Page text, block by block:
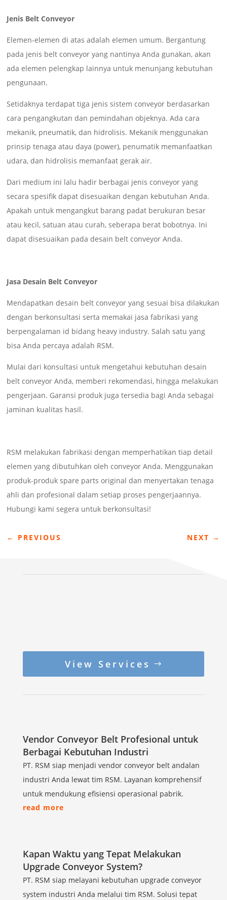
Jenis Belt Conveyor
Elemen-elemen di atas adalah elemen umum. Bergantung
pada jenis belt conveyor yang nantinya Anda gunakan, akan
ada elemen pelengkap lainnya untuk menunjang kebutuhan
pengunaan.
Setidaknya terdapat tiga jenis sistem conveyor berdasarkan
cara pengangkutan dan pemindahan objeknya. Ada cara
mekanik, pneumatik, dan hidrolisis. Mekanik menggunakan
prinsip tenaga atau daya (power), penumatik memanfaatkan
udara, dan hidrolisis memanfaat gerak air.
Dari medium ini lalu hadir berbagai jenis conveyor yang
secara spesifik dapat disesuaikan dengan kebutuhan Anda.
Apakah untuk mengangkut barang padat berukuran besar
atau kecil, satuan atau curah, seberapa berat bobotnya. Ini
dapat disesuaikan pada desain belt conveyor Anda.
Jasa Desain Belt Conveyor
Mendapatkan desain belt conveyor yang sesuai bisa dilakukan
dengan berkonsultasi serta memakai jasa fabrikasi yang
berpengalaman id bidang heavy industry. Salah satu yang
bisa Anda percaya adalah RSM.
Mulai dari konsultasi untuk mengetahui kebutuhan desain
belt conveyor Anda, memberi rekomendasi, hingga melakukan
pengerjaan. Garansi produk juga tersedia bagi Anda sebagai
jaminan kualitas hasil.
RSM melakukan fabrikasi dengan memperhatikan tiap detail
elemen yang dibutuhkan oleh conveyor Anda. Menggunakan
produk-produk spare parts original dan menyertakan tenaga
ahli dan profesional dalam setiap proses pengerjaannya.
Hubungi kami segera untuk berkonsultasi!
← PREVIOUS NEXT →
View Services
Vendor Conveyor Belt Profesional untuk
Berbagai Kebutuhan Industri
PT. RSM siap menjadi vendor conveyor belt andalan
industri Anda lewat tim RSM. Layanan komprehensif
untuk mendukung efisiensi operasional pabrik.
read more
Kapan Waktu yang Tepat Melakukan
Upgrade Conveyor System?
PT. RSM siap melayani kebutuhan upgrade conveyor
system industri Anda melalui tim RSM. Solusi tepat